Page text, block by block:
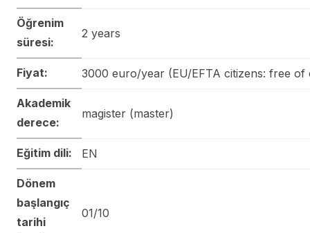
Öğrenim
süresi:
2 years
Fiyat: 3000 euro/year (EU/EFTA citizens: free of
Akademik
derece:
magister (master)
Eğitim dili: EN
Dönem
başlangıç
tarihi
01/10